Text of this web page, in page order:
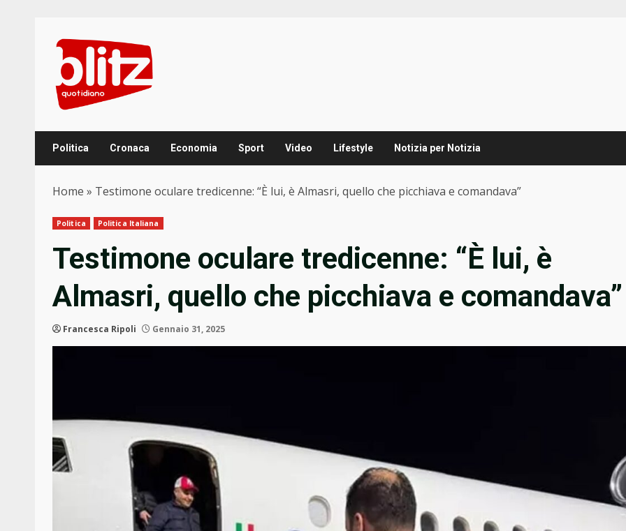
content
Politica Cronaca Economia Sport Video Lifestyle Notizia per Notizia
Home » Testimone oculare tredicenne: “È lui, è Almasri, quello che picchiava e comandava”
Politica Politica Italiana
Testimone oculare tredicenne: “È lui, è
Almasri, quello che picchiava e comandava”
Francesca Ripoli Gennaio 31, 2025